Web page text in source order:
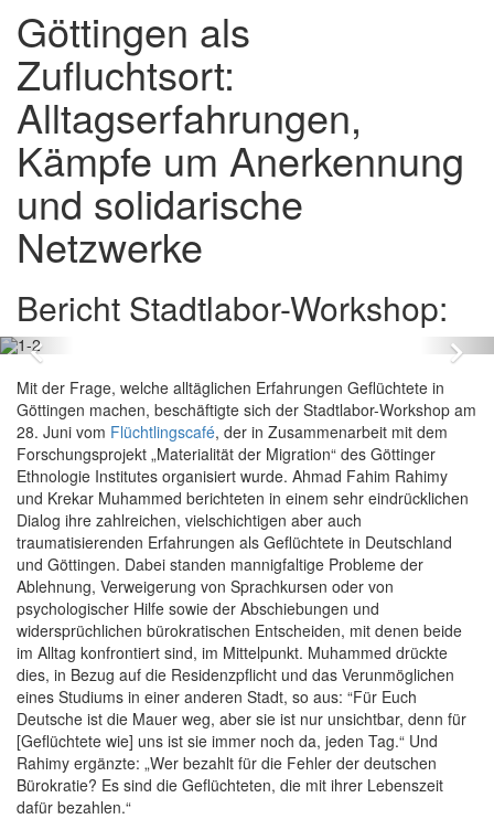
Göttingen als
Zufluchtsort:
Alltagserfahrungen,
Kämpfe um Anerkennung
und solidarische
Netzwerke
Bericht Stadtlabor-Workshop:
Zurück
Mit der Frage, welche alltäglichen Erfahrungen Geflüchtete in
Göttingen machen, beschäftigte sich der Stadtlabor-Workshop am
28. Juni vom Flüchtlingscafé, der in Zusammenarbeit mit dem
Forschungsprojekt „Materialität der Migration“ des Göttinger
Ethnologie Institutes organisiert wurde. Ahmad Fahim Rahimy
und Krekar Muhammed berichteten in einem sehr eindrücklichen
Dialog ihre zahlreichen, vielschichtigen aber auch
traumatisierenden Erfahrungen als Geflüchtete in Deutschland
und Göttingen. Dabei standen mannigfaltige Probleme der
Ablehnung, Verweigerung von Sprachkursen oder von
psychologischer Hilfe sowie der Abschiebungen und
widersprüchlichen bürokratischen Entscheiden, mit denen beide
im Alltag konfrontiert sind, im Mittelpunkt. Muhammed drückte
dies, in Bezug auf die Residenzpflicht und das Verunmöglichen
eines Studiums in einer anderen Stadt, so aus: “Für Euch
Deutsche ist die Mauer weg, aber sie ist nur unsichtbar, denn für
[Geflüchtete wie] uns ist sie immer noch da, jeden Tag.“ Und
Rahimy ergänzte: „Wer bezahlt für die Fehler der deutschen
Bürokratie? Es sind die Geflüchteten, die mit ihrer Lebenszeit
dafür bezahlen.“